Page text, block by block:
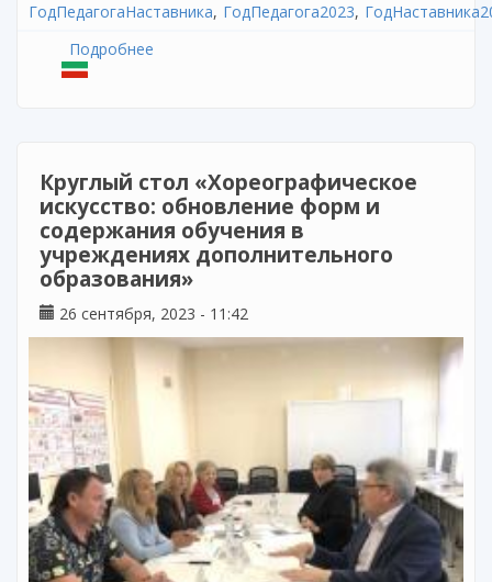
ГодПедагогаНаставника ГодПедагога2023
Подробнее
Круглый стол «Хореографическое
искусство: обновление форм и
содержания обучения в
учреждениях дополнительного
образования»
26 сентября, 2023 - 11:42